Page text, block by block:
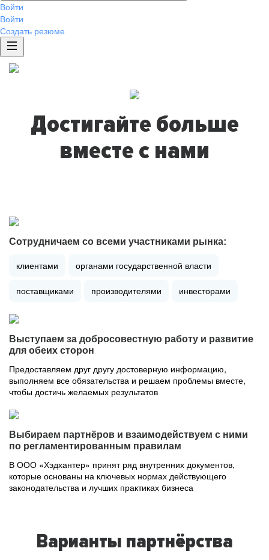
Войти
Войти
Создать резюме
Достигайте больше
вместе с нами
Сотрудничаем со всеми участниками рынка:
клиентами органами государственной власти
поставщиками производителями инвесторами
Выступаем за добросовестную работу и развитие
для обеих сторон
Предоставляем друг другу достоверную информацию,
выполняем все обязательства и решаем проблемы вместе,
чтобы достичь желаемых результатов
Выбираем партнёров и взаимодействуем с ними
по регламентированным правилам
В ООО «Хэдхантер» принят ряд внутренних документов,
которые основаны на ключевых нормах действующего
законодательства и лучших практиках бизнеса
Варианты партнёрства